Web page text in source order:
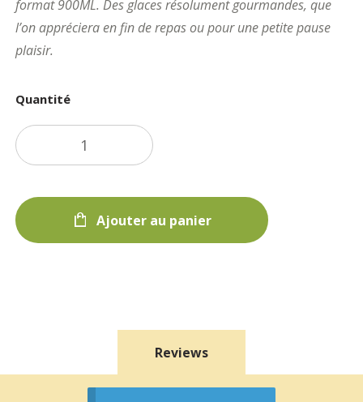
format 900ML. Des glaces résolument gourmandes, que
l’on appréciera en fin de repas ou pour une petite pause
plaisir.
Quantité
Ajouter au panier
Reviews